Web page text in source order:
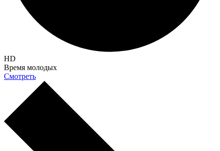
HD
Время молодых
Смотреть